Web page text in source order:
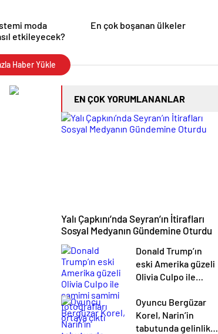
moda
etkileyecek?
En çok boşanan ülkeler
Haber Yükle
EN ÇOK YORUMLANANLAR
Yalı Çapkını’nda Seyran’ın İtirafları
Sosyal Medyanın Gündemine Oturdu
Donald Trump’ın
eski Amerika güzeli
Olivia Culpo ile
fotoğrafları ortaya
çıktı
Oyuncu Bergüzar
Korel, Narin’in
tabutunda gelinlik